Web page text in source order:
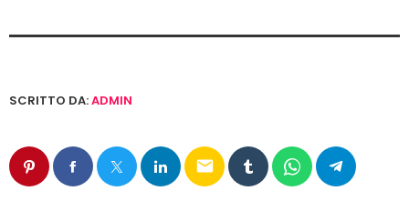
SCRITTO DA:ADMIN
email